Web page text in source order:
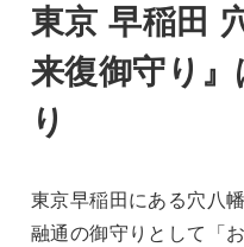
東京 早稲田
来復御守り
り
東京早稲田にある穴八
融通の御守りとして「